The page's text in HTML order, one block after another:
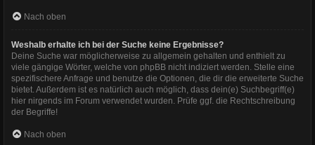
Nach oben
Weshalb erhalte ich bei der Suche keine Ergebnisse?
Deine Suche war möglicherweise zu allgemein gehalten und enthielt zu
viele gängige Wörter, welche von phpBB nicht indiziert werden. Stelle eine
spezifischere Anfrage und benutze die Optionen, die dir die erweiterte Suche
bietet. Außerdem ist es natürlich auch möglich, dass dein(e) Suchbegriff(e)
hier nirgends im Forum verwendet wurden. Prüfe ggf. die Rechtschreibung
der Begriffe!
Nach oben